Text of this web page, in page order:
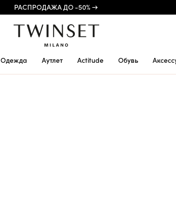
РАСПРОДАЖА ДО -50% →
Одежда Аутлет Actitude Обувь